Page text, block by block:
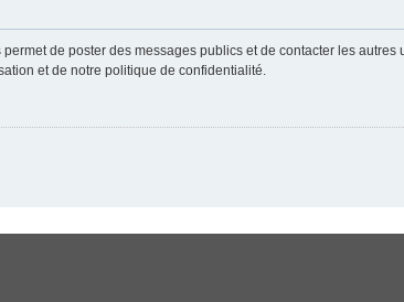
de poster des messages publics et de contacter les autres
et de notre politique de confidentialité.